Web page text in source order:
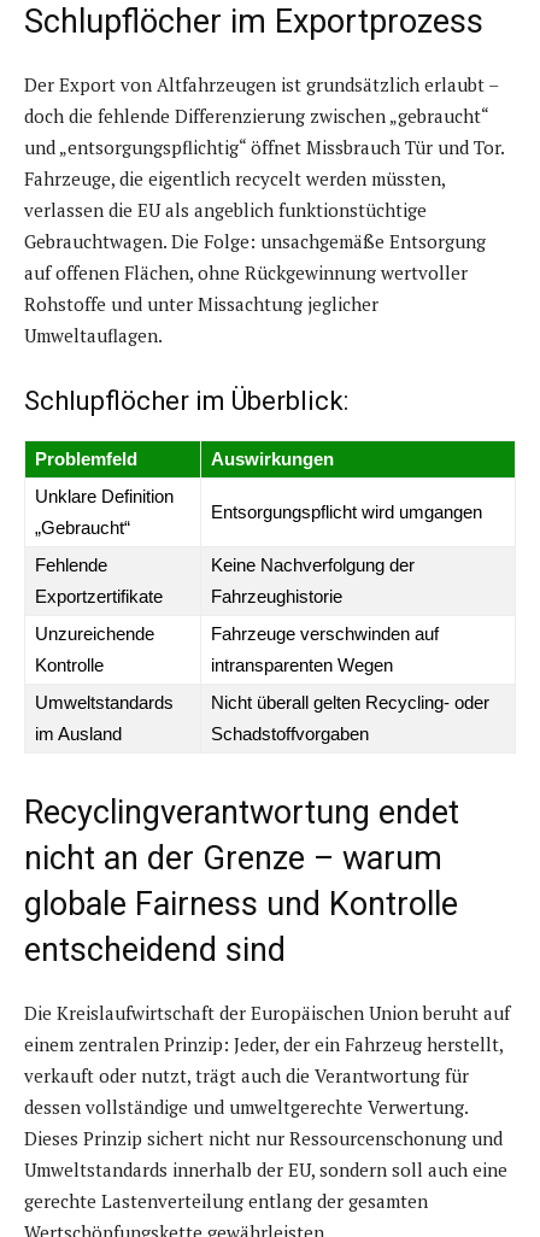
Schlupflöcher im Exportprozess
Der Export von Altfahrzeugen ist grundsätzlich erlaubt –
doch die fehlende Differenzierung zwischen „gebraucht“
und „entsorgungspflichtig“ öffnet Missbrauch Tür und Tor.
Fahrzeuge, die eigentlich recycelt werden müssten,
verlassen die EU als angeblich funktionstüchtige
Gebrauchtwagen. Die Folge: unsachgemäße Entsorgung
auf offenen Flächen, ohne Rückgewinnung wertvoller
Rohstoffe und unter Missachtung jeglicher
Umweltauflagen.
Schlupflöcher im Überblick:
Problemfeld
Auswirkungen
Unklare Definition
„Gebraucht“
Entsorgungspflicht wird umgangen
Fehlende
Exportzertifikate
Keine Nachverfolgung der
Fahrzeughistorie
Unzureichende
Kontrolle
Fahrzeuge verschwinden auf
intransparenten Wegen
Umweltstandards
im Ausland
Nicht überall gelten Recycling- oder
Schadstoffvorgaben
Recyclingverantwortung endet
nicht an der Grenze – warum
globale Fairness und Kontrolle
entscheidend sind
Die Kreislaufwirtschaft der Europäischen Union beruht auf
einem zentralen Prinzip: Jeder, der ein Fahrzeug herstellt,
verkauft oder nutzt, trägt auch die Verantwortung für
dessen vollständige und umweltgerechte Verwertung.
Dieses Prinzip sichert nicht nur Ressourcenschonung und
Umweltstandards innerhalb der EU, sondern soll auch eine
gerechte Lastenverteilung entlang der gesamten
Wertschöpfungskette gewährleisten.